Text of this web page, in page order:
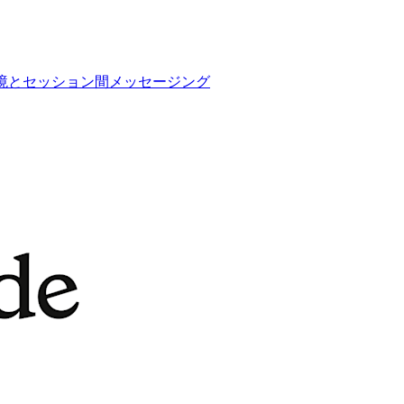
とセッション間メッセージング